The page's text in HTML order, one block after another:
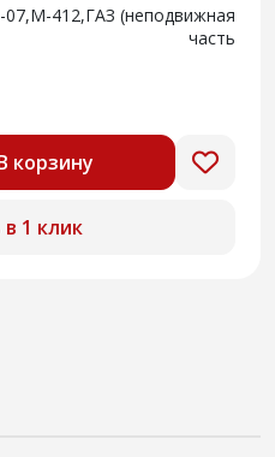
07,М-412,ГАЗ (неподвижная
часть
корзину
1 клик